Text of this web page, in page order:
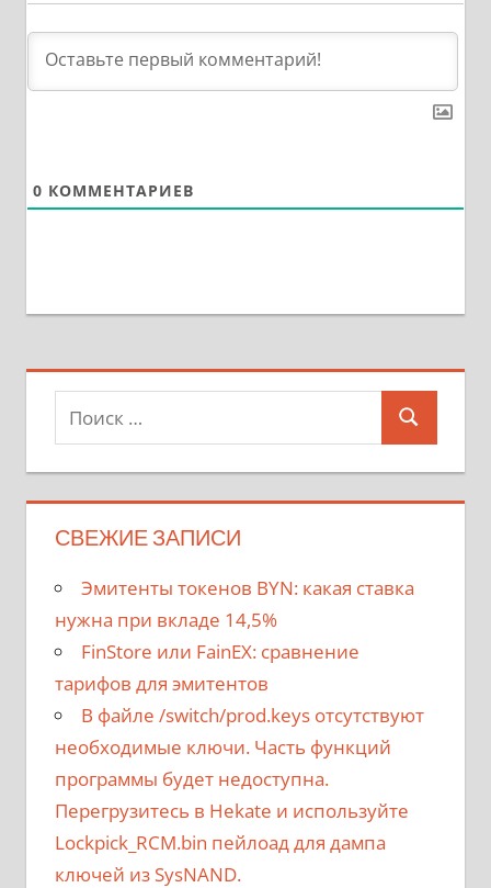
0 КОММЕНТАРИЕВ
Поиск
для:
Поиск
СВЕЖИЕ ЗАПИСИ
Эмитенты токенов BYN: какая ставка
нужна при вкладе 14,5%
FinStore или FainEX: сравнение
тарифов для эмитентов
В файле /switch/prod.keys отсутствуют
необходимые ключи. Часть функций
программы будет недоступна.
Перегрузитесь в Hekate и используйте
Lockpick_RCM.bin пейлоад для дампа
ключей из SysNAND.